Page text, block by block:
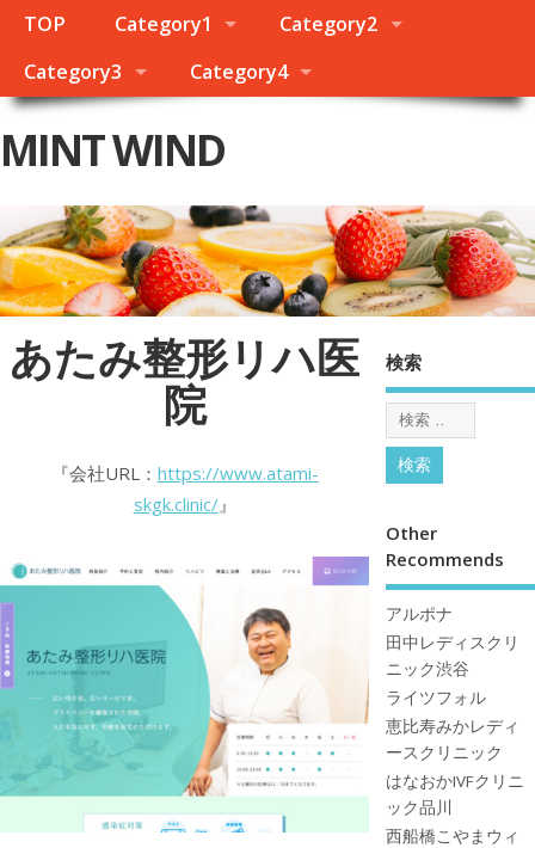
TOP Category1
Category2
Category3
Category4
MINT WIND
あたみ整形リハ医
院
『会社URL： https://www.atami-
skgk.clinic/』
検索
Other
Recommends
アルポナ
田中レディスクリ
ニック渋谷
ライツフォル
恵比寿みかレディ
ースクリニック
はなおかIVFクリニ
ック品川
西船橋こやまウィ